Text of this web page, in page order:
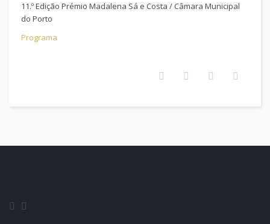
11.º Edição Prémio Madalena Sá e Costa / Câmara Municipal
do Porto
Programa